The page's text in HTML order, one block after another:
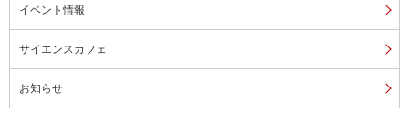
イベント情報
サイエンスカフェ
お知らせ